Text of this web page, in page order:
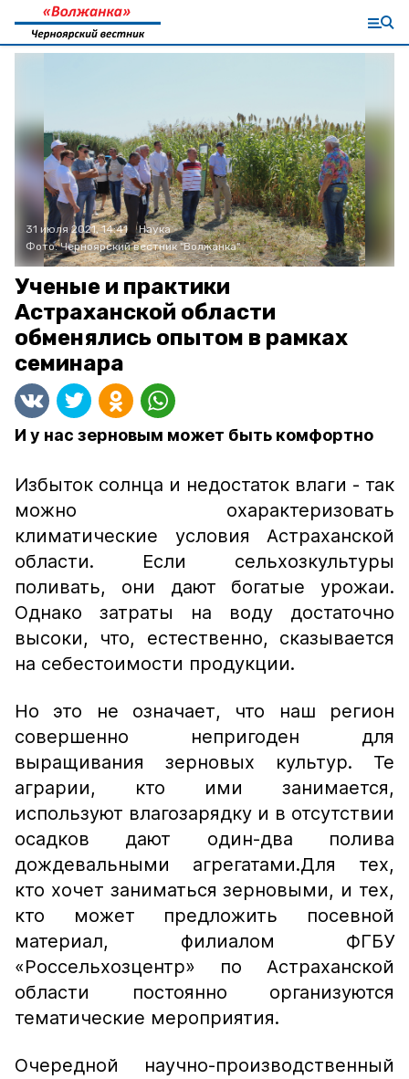
31 июля 2021, 14:41
Наука
Фото:Черноярский вестник "Волжанка"
Ученые и практики
Астраханской области
обменялись опытом в рамках
семинара
И у нас зерновым может быть комфортно
Избыток солнца и недостаток влаги - так
можно охарактеризовать
климатические условия Астраханской
области. Если сельхозкультуры
поливать, они дают богатые урожаи.
Однако затраты на воду достаточно
высоки, что, естественно, сказывается
на себестоимости продукции.
Но это не означает, что наш регион
совершенно непригоден для
выращивания зерновых культур. Те
аграрии, кто ими занимается,
используют влагозарядку и в отсутствии
осадков дают один-два полива
дождевальными агрегатами.Для тех,
кто хочет заниматься зерновыми, и тех,
кто может предложить посевной
материал, филиалом ФГБУ
«Россельхозцентр» по Астраханской
области постоянно организуются
тематические мероприятия.
Очередной научно-производственный